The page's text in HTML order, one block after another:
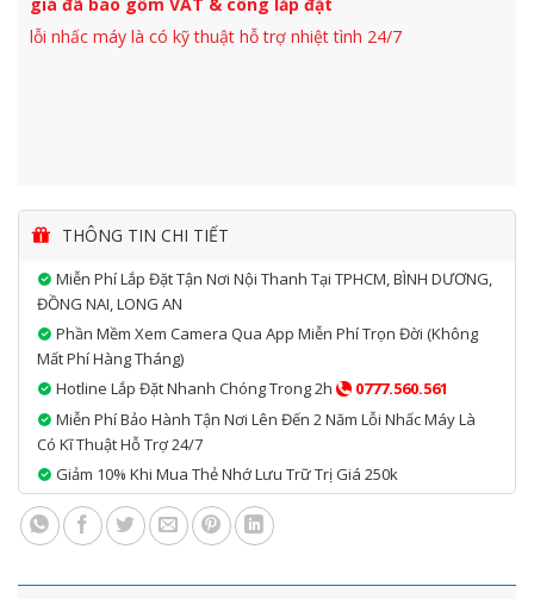
lỗi nhấc máy là có kỹ thuật hỗ trợ nhiệt tình 24/7
THÔNG TIN CHI TIẾT
Miễn Phí Lắp Đặt Tận Nơi Nội Thanh Tại TPHCM, BÌNH DƯƠNG,
ĐỒNG NAI, LONG AN
Phần Mềm Xem Camera Qua App Miễn Phí Trọn Đời (không
Mất Phí Hàng Tháng)
Hotline Lắp Đặt Nhanh Chóng Trong 2h
0777.560.561
Miễn Phí Bảo Hành Tận Nơi Lên Đến 2 Năm Lỗi Nhấc Máy Là
Có Kĩ Thuật Hỗ Trợ 24/7
Giảm 10% Khi Mua Thẻ Nhớ Lưu Trữ Trị Giá 250k